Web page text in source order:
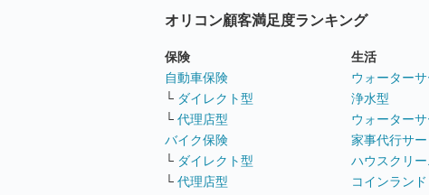
オリコン顧客満足度ランキング
保険
自動車保険
└ ダイレクト型
└ 代理店型
バイク保険
└ ダイレクト型
└ 代理店型
生活
ウォーター
浄水型
ウォーター
家事代行サー
ハウスクリ
コインラン